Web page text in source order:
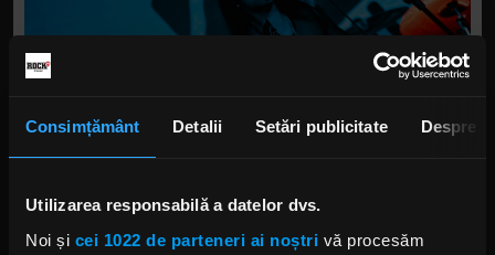
Consimțământ Detalii Setări publicitate Despre
Utilizarea responsabilă a datelor dvs.
Noi și cei 1022 de parteneri ai noștri vă procesăm